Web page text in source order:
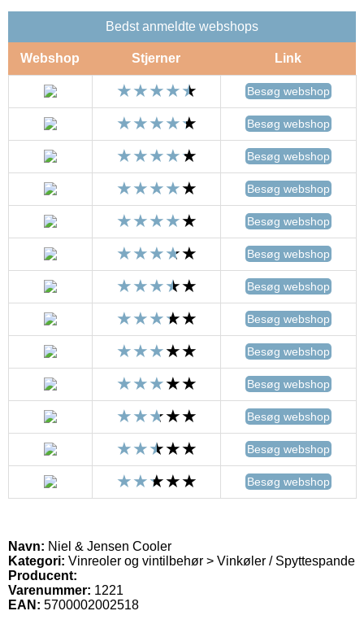
Bedst anmeldte webshops
Webshop Stjerner Link
Besøg webshop
Besøg webshop
Besøg webshop
Besøg webshop
Besøg webshop
Besøg webshop
Besøg webshop
Besøg webshop
Besøg webshop
Besøg webshop
Besøg webshop
Besøg webshop
Besøg webshop
Navn: Niel & Jensen Cooler
Kategori: Vinreoler og vintilbehør > Vinkøler / Spyttespande
Producent:
Varenummer: 1221
EAN: 5700002002518